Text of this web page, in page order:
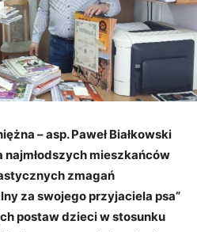
– asp. Paweł Białkowski
najmłodszych mieszkańców
zmagań
za swojego przyjaciela psa”
postaw dzieci w stosunku